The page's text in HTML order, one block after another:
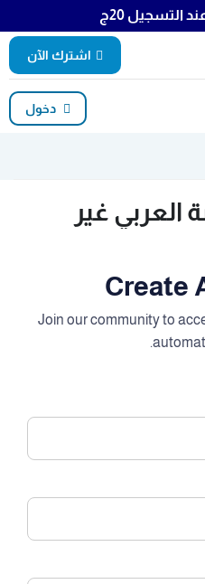
التسجيل 20ج
اشترك الآن
دخول
غير
Create
Join our community to